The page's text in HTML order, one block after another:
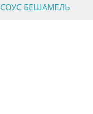
СОУС БЕШАМЕЛЬ